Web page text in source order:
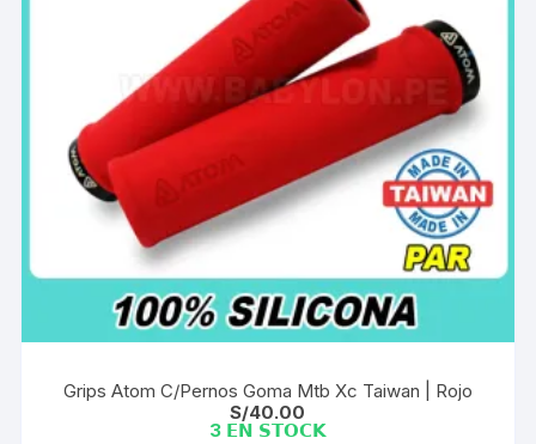
pueden
elegir
en
la
producto
Grips Atom C/Pernos Goma Mtb Xc Taiwan | Rojo
S/40.00
3 𝗘𝗡 𝗦𝗧𝗢𝗖𝗞